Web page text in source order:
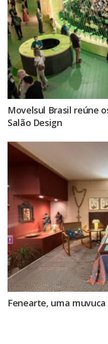
Movelsul Brasil reúne
Salão Design
Fenearte, uma